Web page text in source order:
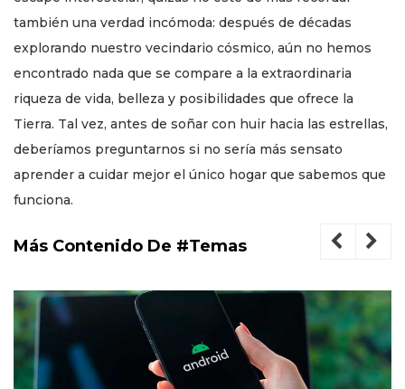
también una verdad incómoda: después de décadas
explorando nuestro vecindario cósmico, aún no hemos
encontrado nada que se compare a la extraordinaria
riqueza de vida, belleza y posibilidades que ofrece la
Tierra. Tal vez, antes de soñar con huir hacia las estrellas,
deberíamos preguntarnos si no sería más sensato
aprender a cuidar mejor el único hogar que sabemos que
funciona.
Más Contenido De #Temas